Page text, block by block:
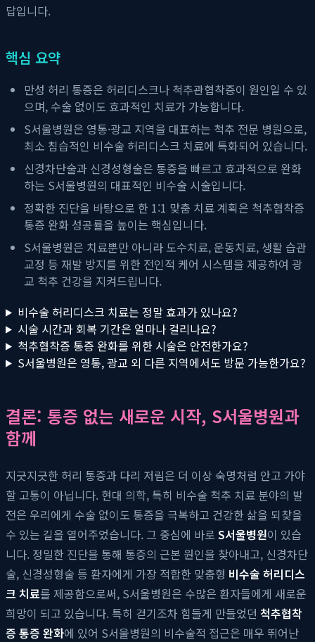
답입니다.
핵심 요약
만성 허리 통증은 허리디스크나 척추관협착증이 원인일 수 있
으며, 수술 없이도 효과적인 치료가 가능합니다.
S서울병원은 영통·광교 지역을 대표하는 척추 전문 병원으로,
최소 침습적인 비수술 허리디스크 치료에 특화되어 있습니다.
신경차단술과 신경성형술은 통증을 빠르고 효과적으로 완화
하는 S서울병원의 대표적인 비수술 시술입니다.
정확한 진단을 바탕으로 한 1:1 맞춤 치료 계획은 척추협착증
통증 완화 성공률을 높이는 핵심입니다.
S서울병원은 치료뿐만 아니라 도수치료, 운동치료, 생활 습관
교정 등 재발 방지를 위한 전인적 케어 시스템을 제공하여 광
교 척추 건강을 지켜드립니다.
비수술 허리디스크 치료는 정말 효과가 있나요?
시술 시간과 회복 기간은 얼마나 걸리나요?
척추협착증 통증 완화를 위한 시술은 안전한가요?
S서울병원은 영통, 광교 외 다른 지역에서도 방문 가능한가요?
결론: 통증 없는 새로운 시작, S서울병원과
함께
지긋지긋한 허리 통증과 다리 저림은 더 이상 숙명처럼 안고 가야
할 고통이 아닙니다. 현대 의학, 특히 비수술 척추 치료 분야의 발
전은 우리에게 수술 없이도 통증을 극복하고 건강한 삶을 되찾을
수 있는 길을 열어주었습니다. 그 중심에 바로 S서울병원이 있습
니다. 정밀한 진단을 통해 통증의 근본 원인을 찾아내고, 신경차단
술, 신경성형술 등 환자에게 가장 적합한 맞춤형 비수술 허리디스
크 치료를 제공함으로써, S서울병원은 수많은 환자들에게 새로운
희망이 되고 있습니다. 특히 걷기조차 힘들게 만들었던 척추협착
증 통증 완화에 있어 S서울병원의 비수술적 접근은 매우 뛰어난